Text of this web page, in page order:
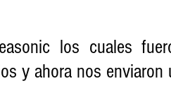
los cuales
y ahora nos enviaron